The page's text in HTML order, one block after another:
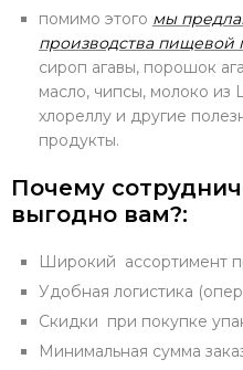
помимо этого мы
производства пищевой
сироп агавы, порошок
масло, чипсы, молоко
хлореллу и другие
продукты.
Почему
выгодно вам?:
Широкий ассортимент
Удобная логистика
Скидки при покупке
Минимальная сумма